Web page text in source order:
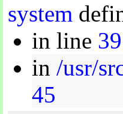
system
in line 39
in /usr/
45